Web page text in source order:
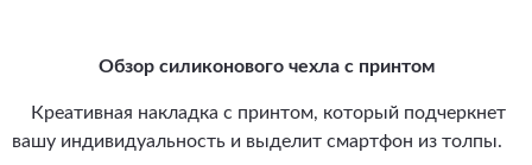
Обзор силиконового чехла с принтом
Креативная накладка с принтом, который подчеркнет
вашу индивидуальность и выделит смартфон из толпы.